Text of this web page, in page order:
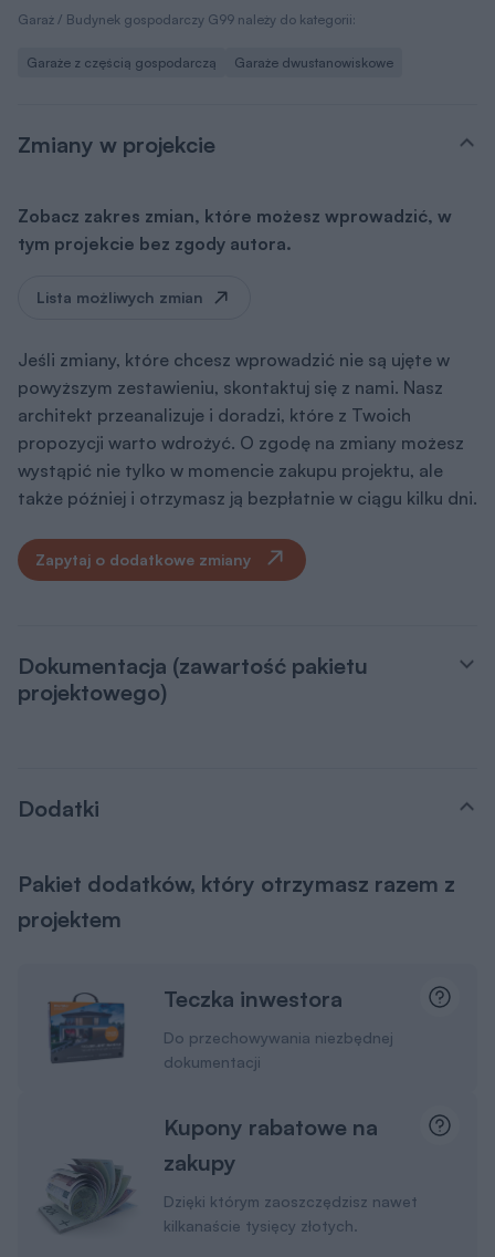
Garaż / Budynek gospodarczy G99 należy do kategorii:
Garaże z częścią gospodarczą Garaże dwustanowiskowe
Zmiany w projekcie
Zobacz zakres zmian, które możesz wprowadzić, w
tym projekcie bez zgody autora.
Lista możliwych zmian
Jeśli zmiany, które chcesz wprowadzić nie są ujęte w
powyższym zestawieniu, skontaktuj się z nami. Nasz
architekt przeanalizuje i doradzi, które z Twoich
propozycji warto wdrożyć. O zgodę na zmiany możesz
wystąpić nie tylko w momencie zakupu projektu, ale
także później i otrzymasz ją bezpłatnie w ciągu kilku dni.
Zapytaj o dodatkowe zmiany
Dokumentacja (zawartość pakietu
projektowego)
Dodatki
Pakiet dodatków, który otrzymasz razem z
projektem
Teczka inwestora
Do przechowywania niezbędnej
dokumentacji
Kupony rabatowe na
zakupy
Dzięki którym zaoszczędzisz nawet
kilkanaście tysięcy złotych.